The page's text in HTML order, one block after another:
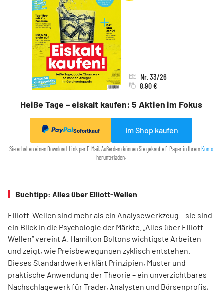
Heiße Tage – eiskalt kaufen: 5 Aktien im Fokus
Nr. 33/26
8,90 €
Sofortkauf Im Shop kaufen
Sie erhalten einen Download-Link per E-Mail. Außerdem können Sie gekaufte E-Paper in Ihrem Konto
herunterladen.
Buchtipp: Alles über Elliott-Wellen
Elliott-Wellen sind mehr als ein Analysewerkzeug – sie sind
ein Blick in die Psychologie der Märkte. „Alles über Elliott-
Wellen“ vereint A. Hamilton Boltons wichtigste Arbeiten
und zeigt, wie Preisbewegungen zyklisch entstehen.
Dieses Standardwerk erklärt Prinzipien, Muster und
praktische Anwendung der Theorie – ein unverzichtbares
Nachschlagewerk für Trader, Analysten und Börsenprofis,